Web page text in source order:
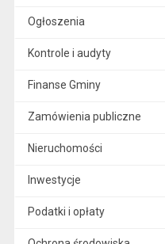
Ogłoszenia
Kontrole i audyty
Finanse Gminy
Zamówienia publiczne
Nieruchomości
Inwestycje
Podatki i opłaty